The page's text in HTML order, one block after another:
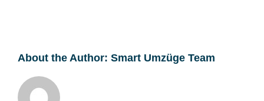
About the Author: Smart Umzüge Team